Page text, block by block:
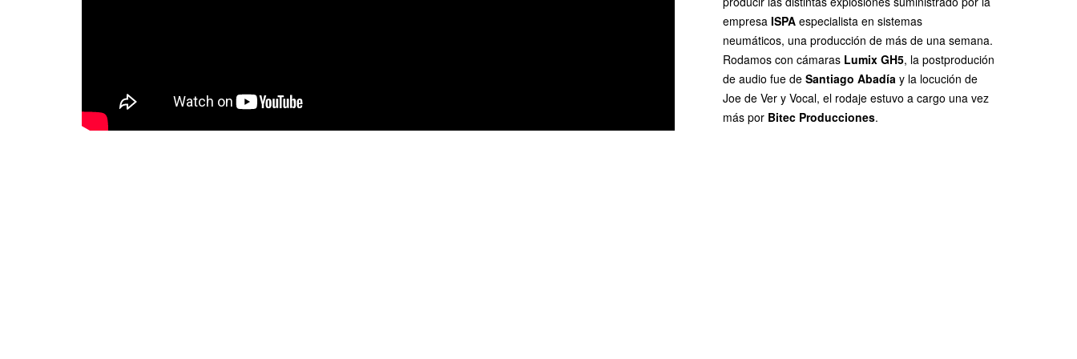
empresa ISPA especialista en sistemas
neumáticos, una producción de más de una semana.
Rodamos con cámaras Lumix GH5, la postprodución
de audio fue de Santiago Abadía y la locución de
Joe de Ver y Vocal, el rodaje estuvo a cargo una vez
más por Bitec Producciones.